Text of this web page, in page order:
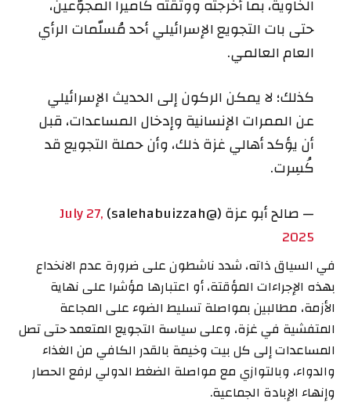
الخاوية، بما أخرجته ووثقته كاميرا المجوّعين،
حتى بات التجويع الإسرائيلي أحد مُسلّمات الرأي
العام العالمي.
كذلك؛ لا يمكن الركون إلى الحديث الإسرائيلي
عن الممرات الإنسانية وإدخال المساعدات، قبل
أن يؤكد أهالي غزة ذلك، وأن حملة التجويع قد
كُسِرت.
— صالح أبو عزة (@salehabuizzah)
July 27,
2025
في السياق ذاته، شدد ناشطون على ضرورة عدم الانخداع
بهذه الإجراءات المؤقتة، أو اعتبارها مؤشرا على نهاية
الأزمة، مطالبين بمواصلة تسليط الضوء على المجاعة
المتفشية في غزة، وعلى سياسة التجويع المتعمد حتى تصل
المساعدات إلى كل بيت وخيمة بالقدر الكافي من الغذاء
والدواء، وبالتوازي مع مواصلة الضغط الدولي لرفع الحصار
وإنهاء الإبادة الجماعية.